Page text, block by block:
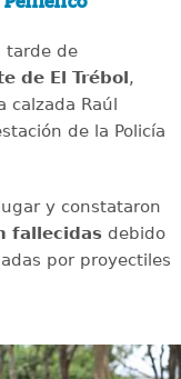
tarde de
de El Trébol,
calzada Raúl
de la Policía
y constataron
fallecidasdebido
por proyectiles